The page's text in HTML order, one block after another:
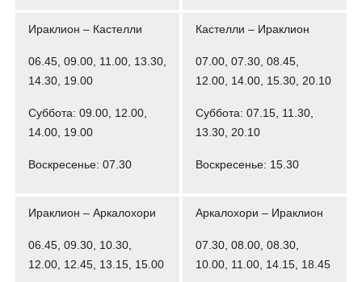
Ираклион – Кастелли
06.45, 09.00, 11.00, 13.30,
14.30, 19.00
Суббота: 09.00, 12.00,
14.00, 19.00
Воскресенье: 07.30
Кастелли – Ираклион
07.00, 07.30, 08.45,
12.00, 14.00, 15.30, 20.10
Суббота: 07.15, 11.30,
13.30, 20.10
Воскресенье: 15.30
Ираклион – Аркалохори
06.45, 09.30, 10.30,
12.00, 12.45, 13.15, 15.00
Аркалохори – Ираклион
07.30, 08.00, 08.30,
10.00, 11.00, 14.15, 18.45